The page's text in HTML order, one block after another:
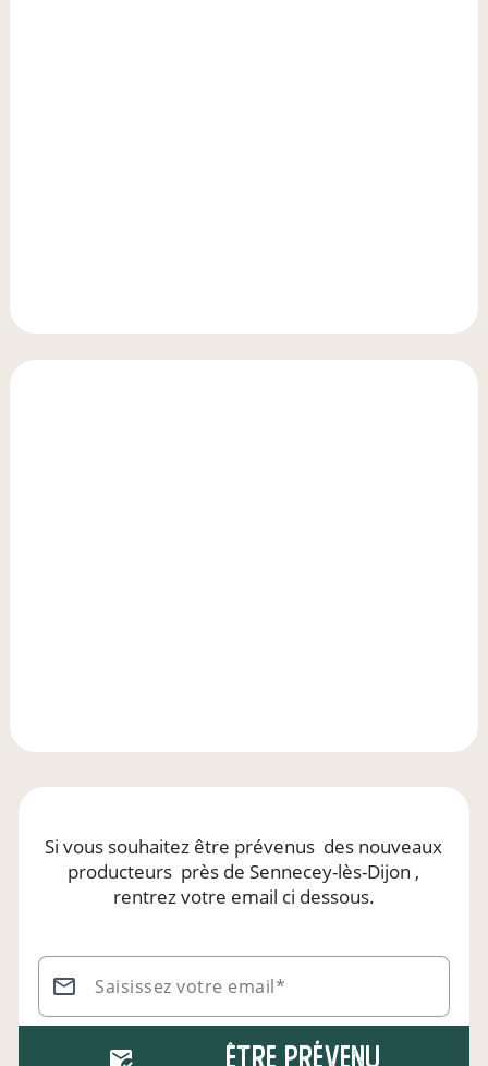
Si vous souhaitez être prévenus des nouveaux
producteurs près de Sennecey-lès-Dijon ,
rentrez votre email ci dessous.
Saisissez votre email*
Être prévenu